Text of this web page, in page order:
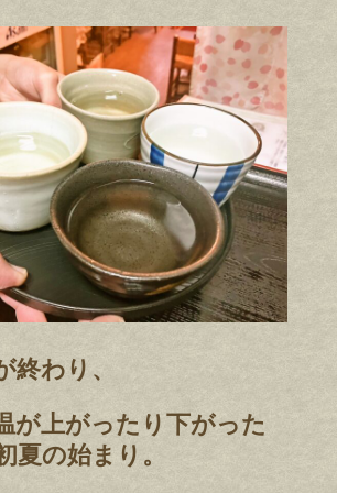
終わり、
が上がったり下がった
夏の始まり。